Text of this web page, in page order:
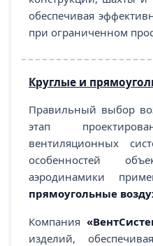
обеспечивая
при ограниченном
Круглые и
Правильный выбор
этап
вентиляционных
особенностей
аэродинамики
прямоугольные
Компания
изделий,